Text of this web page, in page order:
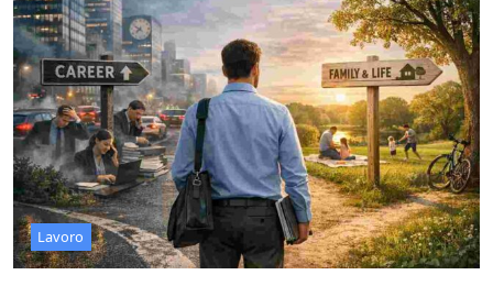
Lavoro